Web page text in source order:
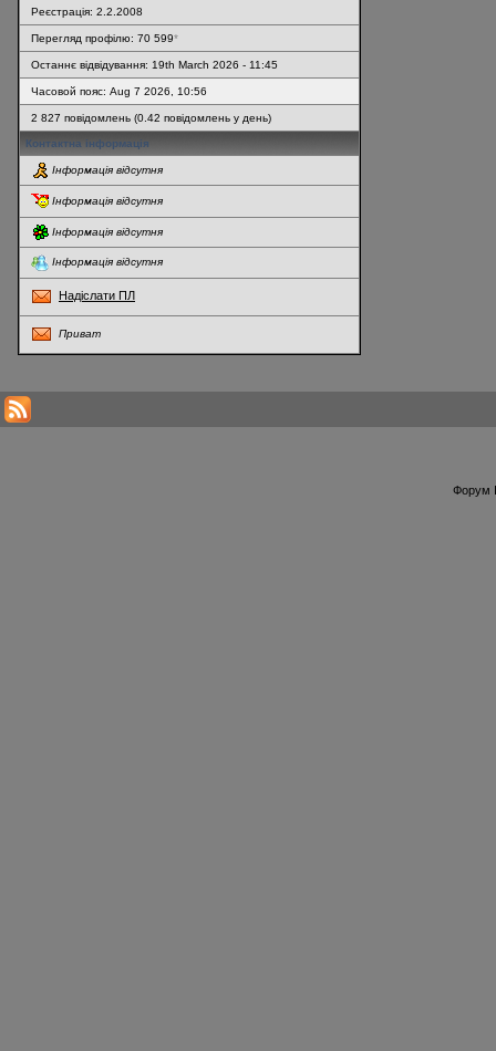
Реєстрація: 2.2.2008
Перегляд профілю: 70 599*
Останнє відвідування: 19th March 2026 - 11:45
Часовой пояс: Aug 7 2026, 10:56
2 827 повідомлень (0.42 повідомлень у день)
Контактна інформація
Інформація відсутня
Інформація відсутня
Інформація відсутня
Інформація відсутня
Надіслати ПЛ
Приват
Форум